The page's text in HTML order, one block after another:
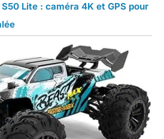
Lite : caméra 4K et GPS pour